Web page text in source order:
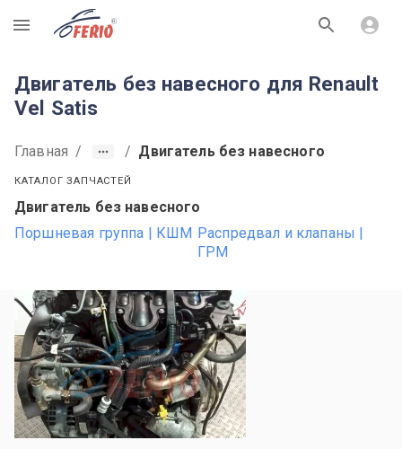
R
Двигатель без навесного для Renault
Vel Satis
Главная / / Двигатель без навесного
КАТАЛОГ ЗАПЧАСТЕЙ
Двигатель без навесного
Поршневая группа | КШМ Распредвал и клапаны |
ГРМ